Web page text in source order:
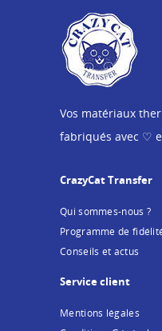
Vos matériaux
fabriqués avec ♡
CrazyCat Transfer
Qui sommes-nous ?
Programme de
Conseils et actus
Service client
Mentions légales